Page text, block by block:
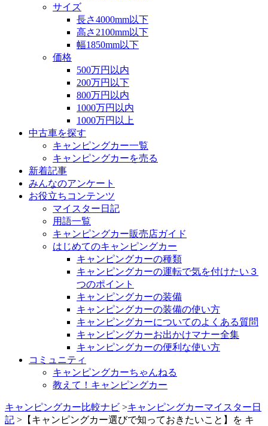
サイズ
長さ4000mm以下
高さ2100mm以下
幅1850mm以下
価格
500万円以内
200万円以下
800万円以内
1000万円以内
1000万円以上
中古車を探す
キャンピングカー一覧
キャンピングカーを売る
新着記事
みんなのアンケート
お役立ちコンテンツ
マイスター日記
用語一覧
キャンピングカー販売店ガイド
はじめてのキャンピングカー
キャンピングカーの種類
キャンピングカーの運転で気を付けたい３
つのポイント
キャンピングカーの装備
キャンピングカーの装備の使い方
キャンピングカーについてのよくある質問
キャンピングカーお出かけマナー全集
キャンピングカーの便利な使い方
コミュニティ
キャンピングカーちゃんねる
教えて！キャンピングカー
キャンピングカー比較ナビ >キャンピングカーマイスター日
記 >【キャンピングカー選びで知っておきたいこと】を キ